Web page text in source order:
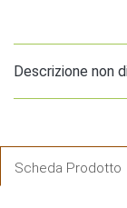
Descrizione non
Scheda Prodotto